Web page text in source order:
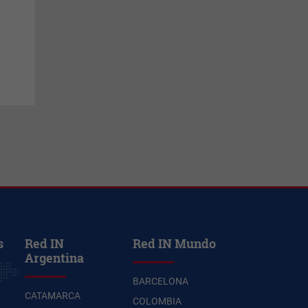
Red IN
Argentina
CATAMARCA
Red IN Mundo
BARCELONA
COLOMBIA